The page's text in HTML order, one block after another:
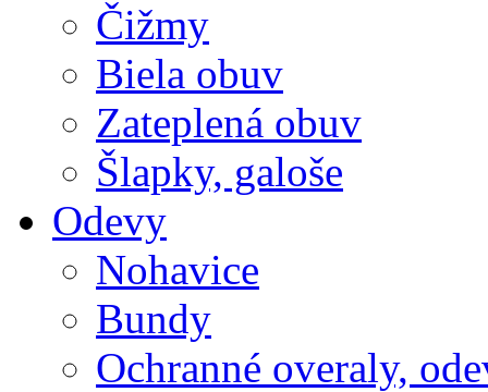
Čižmy
Biela obuv
Zateplená obuv
Šlapky, galoše
Odevy
Nohavice
Bundy
Ochranné overaly,